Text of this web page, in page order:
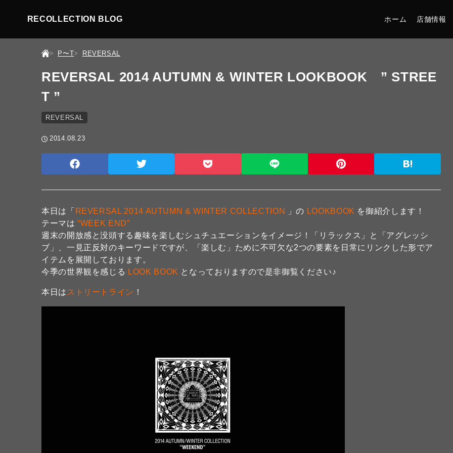
RECOLLECTION BLOG ホーム 店舗情報
P〜T REVERSAL
REVERSAL 2014 AUTUMN & WINTER LOOKBOOK ” STREE
T ”
REVERSAL
2014.08.23
本日は「 REVERSAL 2014 AUTUMN & WINTER COLLECTION 」の LOOKBOOK を御紹介します！
テーマは“WEEK END”
週末の開放感と没頭する趣味を楽しむシュチュエーションをイメージ！「リラックス」と「アグレッシ
ブ」、一見正反対のキーワードですが、「楽しむ」ために不可欠な2つの要素を日常にリンクした形でア
イテムを展開しております。
今季の世界観を感じる LOOK BOOK となっておりますので是非御覧ください♪
本日は ストリートライン ！